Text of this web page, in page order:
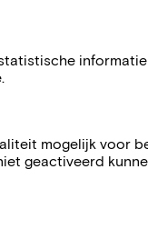
mogelijk voor
geactiveerd